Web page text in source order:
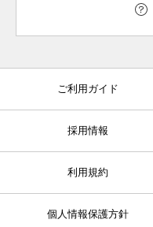
ご利用ガイド
採用情報
利用規約
個人情報保護方針